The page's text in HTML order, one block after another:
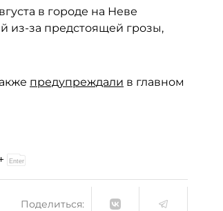
в городе на Неве
из-за предстоящей грозы,
предупреждали в главном
Поделиться: